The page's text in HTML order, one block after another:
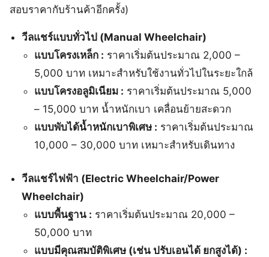
สอบราคากับร้านค้าอีกครั้ง)
วีลแชร์แบบทั่วไป (Manual Wheelchair)
แบบโครงเหล็ก : ราคาเริ่มต้นประมาณ 2,000 –
5,000 บาท เหมาะสำหรับใช้งานทั่วไปในระยะใกล้
แบบโครงอลูมิเนียม : ราคาเริ่มต้นประมาณ 5,000
– 15,000 บาท น้ำหนักเบา เคลื่อนย้ายสะดวก
แบบพับได้น้ำหนักเบาพิเศษ : ราคาเริ่มต้นประมาณ
10,000 – 30,000 บาท เหมาะสำหรับเดินทาง
วีลแชร์ไฟฟ้า (Electric Wheelchair/Power
Wheelchair)
แบบพื้นฐาน : ราคาเริ่มต้นประมาณ 20,000 –
50,000 บาท
แบบมีคุณสมบัติพิเศษ (เช่น ปรับเอนได้ ยกสูงได้) :